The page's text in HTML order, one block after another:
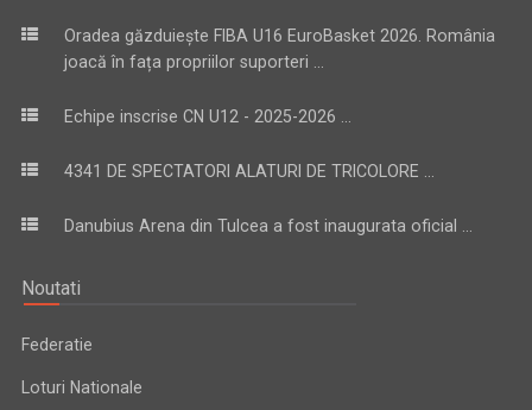
Oradea găzduiește FIBA U16 EuroBasket 2026. România
joacă în fața propriilor suporteri ...
Echipe inscrise CN U12 - 2025-2026 ...
4341 DE SPECTATORI ALATURI DE TRICOLORE ...
Danubius Arena din Tulcea a fost inaugurata oficial ...
Noutati
Federatie
Loturi Nationale